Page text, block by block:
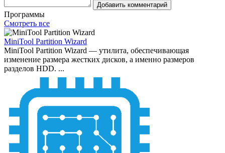
Добавить комментарий
Программы
Смотреть все
MiniTool Partition Wizard
MiniTool Partition Wizard — утилита, обеспечивающая
изменение размера жестких дисков, а именно размеров
разделов HDD. ...